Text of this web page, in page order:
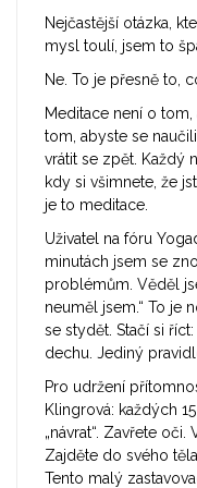
Nejčastější otázka,
mysl toulí, jsem to
Ne. To je přesně to,
Meditace není o
tom, abyste se
vrátit se zpět. Každý
kdy si všimnete, že
je to meditace.
Uživatel na fóru
minutách jsem se
problémům. Věděl
neuměl jsem.“ To je
se stydět. Stačí si
dechu. Jediný
Pro udržení
Klingrová: každých
„návrat“. Zavřete
Zajděte do svého
Tento malý